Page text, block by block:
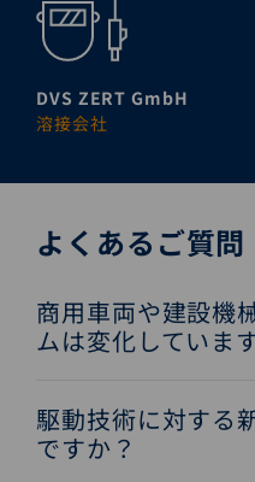
DVS ZERT GmbH
溶接会社
よくあるご質問
商用車両や建設機
ムは変化していま
駆動技術に対する
ですか？